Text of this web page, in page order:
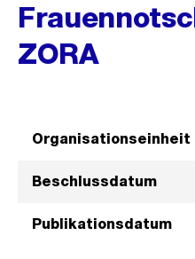
ZORA
Organisationseinheit
Beschlussdatum
Publikationsdatum